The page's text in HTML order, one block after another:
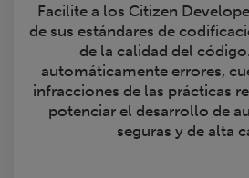
Facilite a los Citizen
de sus estándares de
de la calidad del
automáticamente errores,
infracciones de las prácticas
potenciar el desarrollo de
seguras y de alta